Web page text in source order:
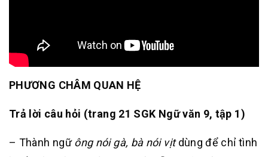
PHƯƠNG CHÂM QUAN HỆ
Trả lời câu hỏi (trang 21 SGK Ngữ văn 9, tập 1)
– Thành ngữông nói gà, bà nói vịtdùng để chỉ tình